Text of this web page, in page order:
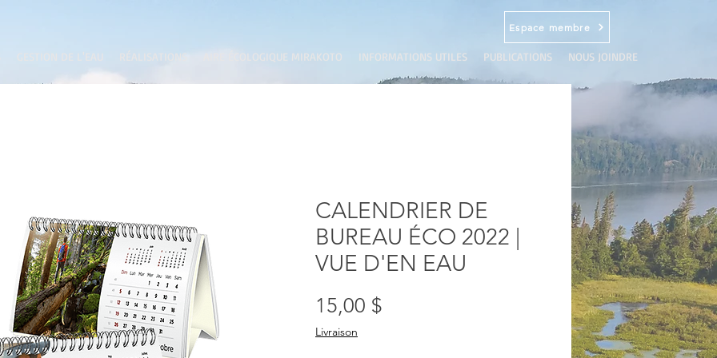
RÉALISATIONS AIRE ÉCOLOGIQUE MIRAKOTO INFORMATIONS UTILES PUBLICATIONS NOUS JOINDRE
Espace membre
CALENDRIER DE
BUREAU ÉCO 2022 |
VUE D'EN EAU
15,00 $
Livraison